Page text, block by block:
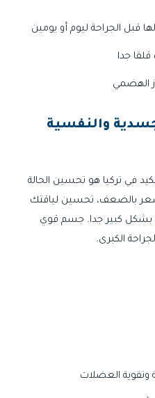
قبل الجراحة ليوم أو يومين
جدا
الهضمي
والنفسية
في تركيا هو تحسين الحالة
بالضعف، تحسين لياقتك
بشكل كبير جدا. جسم قوي
الكبرى.
وتقوية العضلات